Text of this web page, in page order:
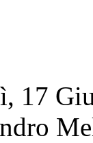
17